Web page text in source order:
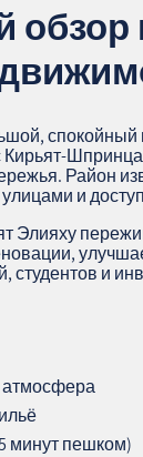
Район
и
Элияху
и
атмосфера
минут пешком)